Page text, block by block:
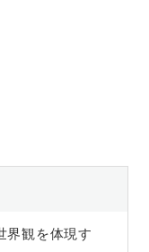
界観を体現す